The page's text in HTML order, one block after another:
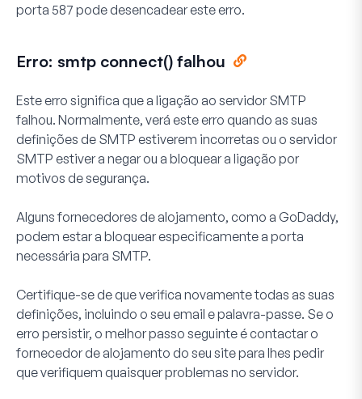
porta 587 pode desencadear este erro.
Erro: smtp connect() falhou
Este erro significa que a ligação ao servidor SMTP
falhou. Normalmente, verá este erro quando as suas
definições de SMTP estiverem incorretas ou o servidor
SMTP estiver a negar ou a bloquear a ligação por
motivos de segurança.
Alguns fornecedores de alojamento, como a GoDaddy,
podem estar a bloquear especificamente a porta
necessária para SMTP.
Certifique-se de que verifica novamente todas as suas
definições, incluindo o seu email e palavra-passe. Se o
erro persistir, o melhor passo seguinte é contactar o
fornecedor de alojamento do seu site para lhes pedir
que verifiquem quaisquer problemas no servidor.